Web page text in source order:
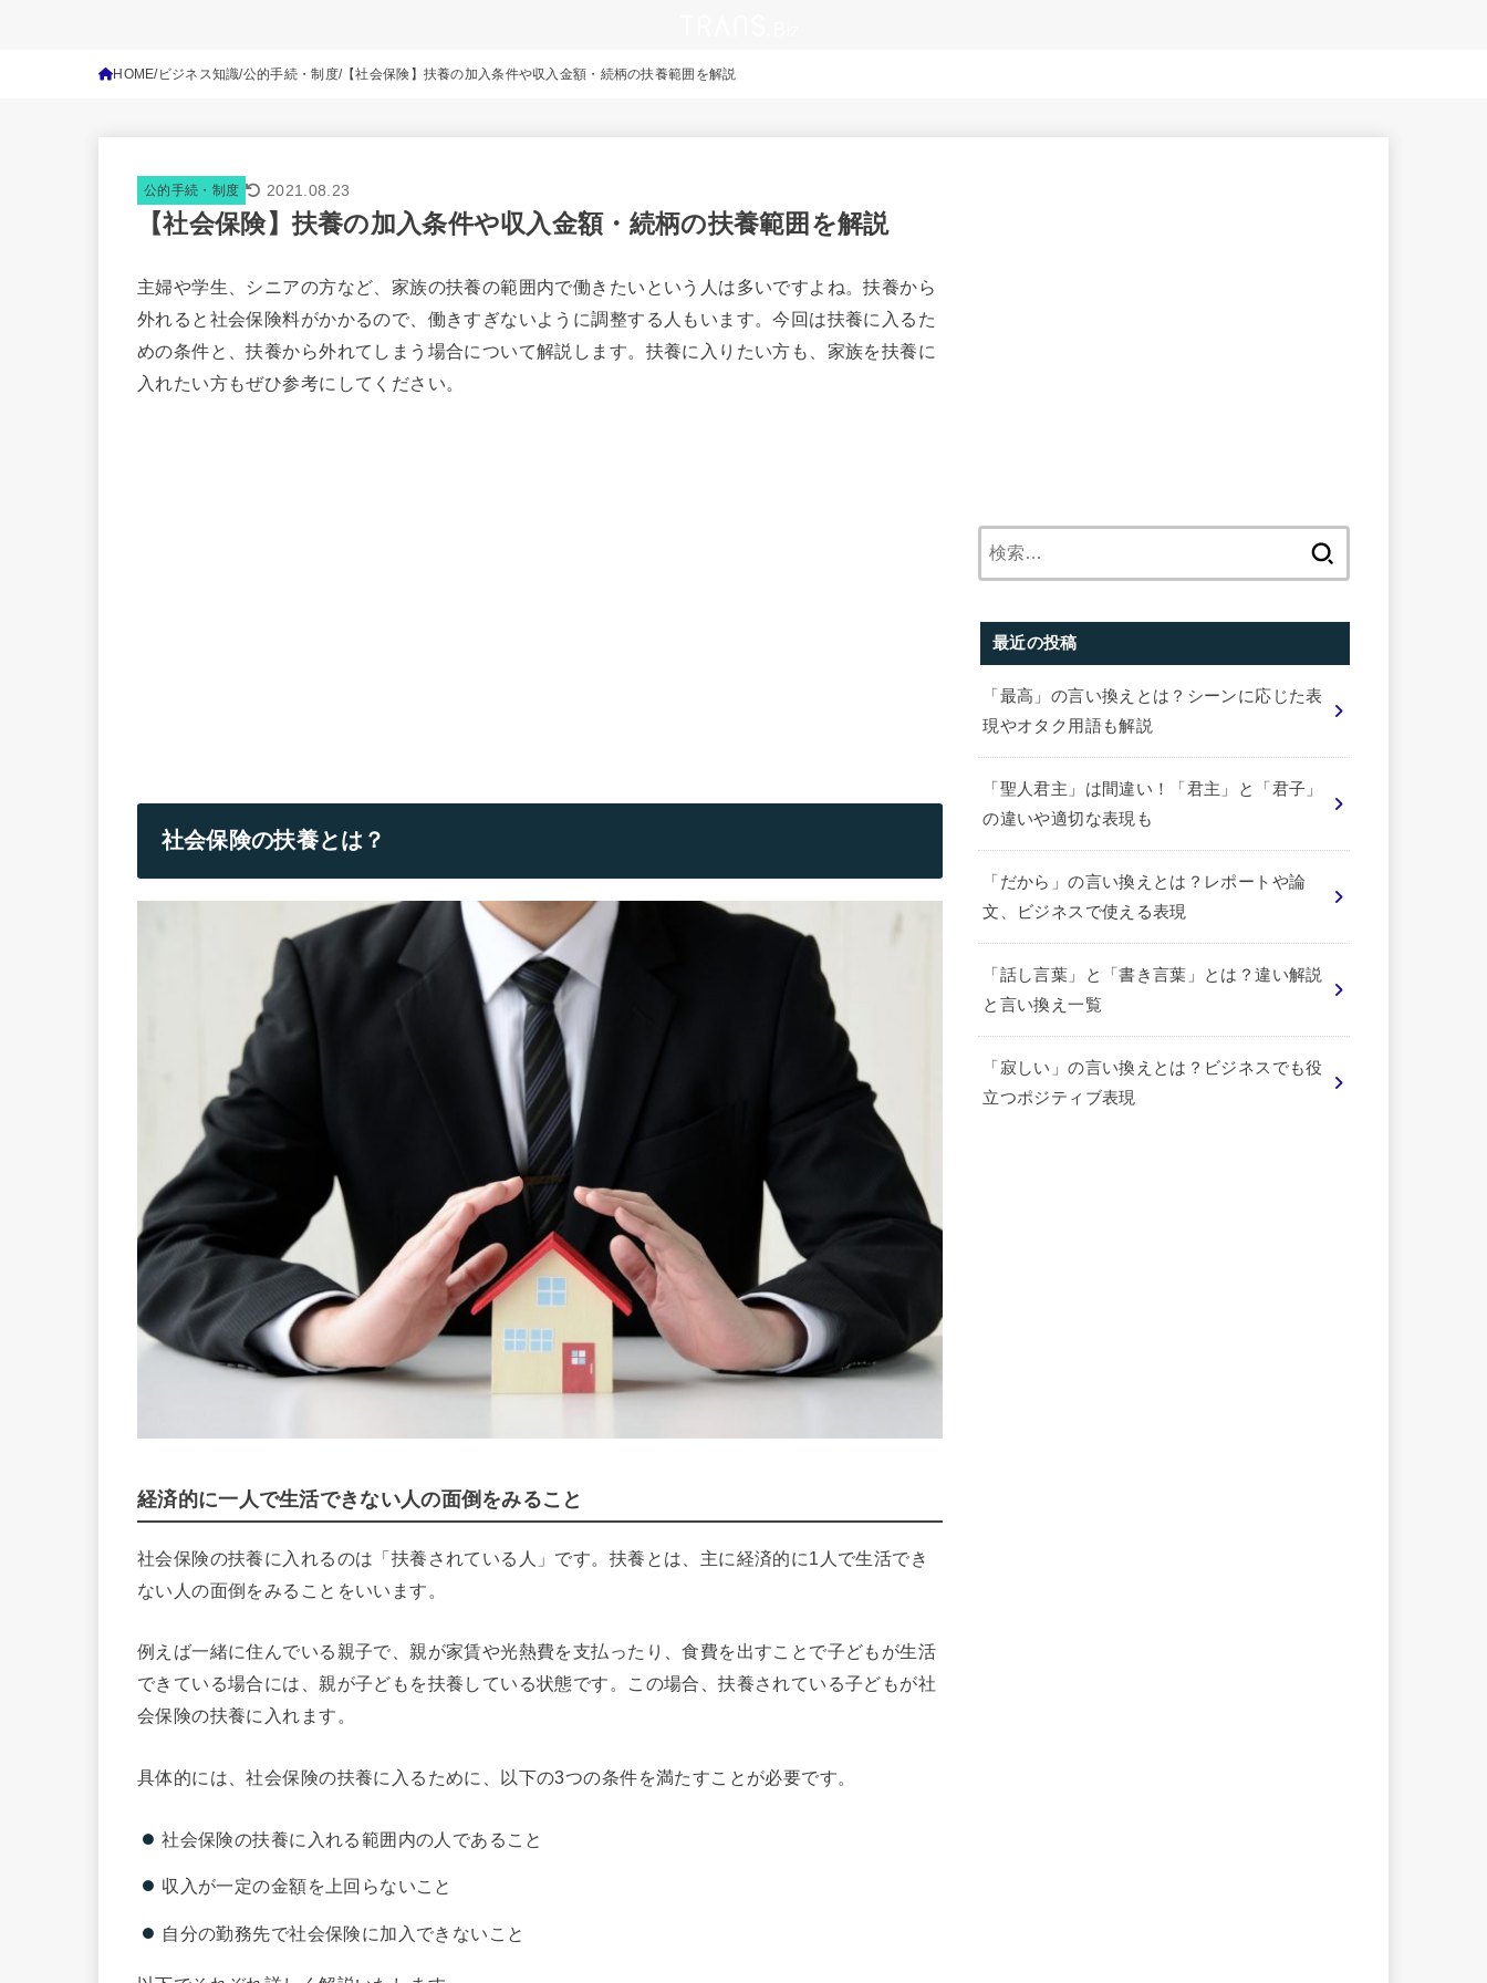
HOME ビジネス知識 公的手続・制度 【社会保険】扶養の加入条件や収入金額・続柄の扶養範囲を解説
公的手続・制度 2021.08.23
【社会保険】扶養の加入条件や収入金額・続柄の扶養範囲を解説
主婦や学生、シニアの方など、家族の扶養の範囲内で働きたいという人は多いですよね。扶養から
外れると社会保険料がかかるので、働きすぎないように調整する人もいます。今回は扶養に入るた
めの条件と、扶養から外れてしまう場合について解説します。扶養に入りたい方も、家族を扶養に
入れたい方もぜひ参考にしてください。
社会保険の扶養とは？
経済的に一人で生活できない人の面倒をみること
社会保険の扶養に入れるのは「扶養されている人」です。扶養とは、主に経済的に1人で生活でき
ない人の面倒をみることをいいます。
例えば一緒に住んでいる親子で、親が家賃や光熱費を支払ったり、食費を出すことで子どもが生活
できている場合には、親が子どもを扶養している状態です。この場合、扶養されている子どもが社
会保険の扶養に入れます。
具体的には、社会保険の扶養に入るために、以下の3つの条件を満たすことが必要です。
社会保険の扶養に入れる範囲内の人であること
収入が一定の金額を上回らないこと
自分の勤務先で社会保険に加入できないこと
最近の投稿
「最高」の言い換えとは？シーンに応じた表
現やオタク用語も解説
「聖人君主」は間違い！「君主」と「君子」
の違いや適切な表現も
「だから」の言い換えとは？レポートや論
文、ビジネスで使える表現
「話し言葉」と「書き言葉」とは？違い解説
と言い換え一覧
「寂しい」の言い換えとは？ビジネスでも役
立つポジティブ表現